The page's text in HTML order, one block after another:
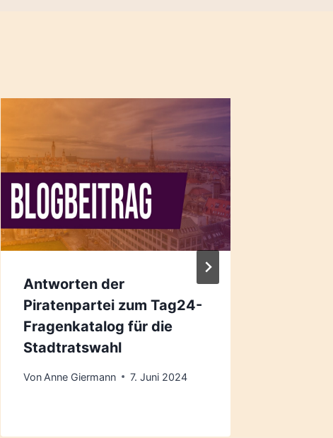
Antworten der
Piratenpartei zum Tag24-
Fragenkatalog für die
Stadtratswahl
Von Anne Giermann 7. Juni 2024